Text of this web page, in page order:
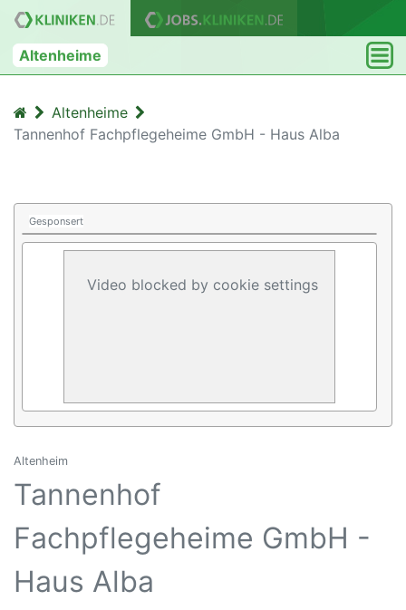
Altenheime
Altenheime
Tannenhof Fachpflegeheime GmbH - Haus Alba
Gesponsert
Video blocked by cookie settings
Altenheim
Tannenhof
Fachpflegeheime GmbH -
Haus Alba